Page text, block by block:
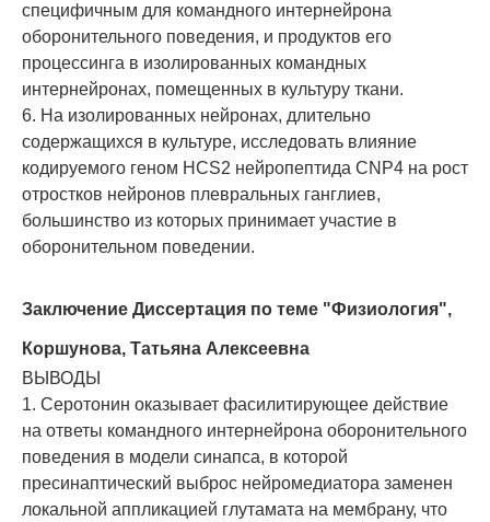
специфичным для командного интернейрона
оборонительного поведения, и продуктов его
процессинга в изолированных командных
интернейронах, помещенных в культуру ткани.
6. На изолированных нейронах, длительно
содержащихся в культуре, исследовать влияние
кодируемого геном HCS2 нейропептида CNP4 на рост
отростков нейронов плевральных ганглиев,
большинство из которых принимает участие в
оборонительном поведении.
Заключение Диссертация по теме "Физиология",
Коршунова, Татьяна Алексеевна
ВЫВОДЫ
1. Серотонин оказывает фасилитирующее действие
на ответы командного интернейрона оборонительного
поведения в модели синапса, в которой
пресинаптический выброс нейромедиатора заменен
локальной аппликацией глутамата на мембрану, что